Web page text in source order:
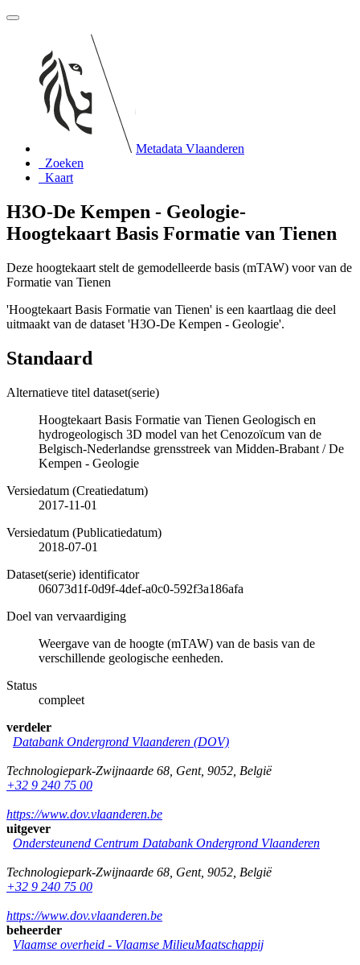
Metadata Vlaanderen
Zoeken
Kaart
H3O-De Kempen - Geologie-
Hoogtekaart Basis Formatie van Tienen
Deze hoogtekaart stelt de gemodelleerde basis (mTAW) voor van de
Formatie van Tienen
'Hoogtekaart Basis Formatie van Tienen' is een kaartlaag die deel
uitmaakt van de dataset 'H3O-De Kempen - Geologie'.
Standaard
Alternatieve titel dataset(serie)
Hoogtekaart Basis Formatie van Tienen Geologisch en
hydrogeologisch 3D model van het Cenozoïcum van de
Belgisch-Nederlandse grensstreek van Midden-Brabant / De
Kempen - Geologie
Versiedatum (Creatiedatum)
2017-11-01
Versiedatum (Publicatiedatum)
2018-07-01
Dataset(serie) identificator
06073d1f-0d9f-4def-a0c0-592f3a186afa
Doel van vervaardiging
Weergave van de hoogte (mTAW) van de basis van de
verschillende geologische eenheden.
Status
compleet
verdeler
Databank Ondergrond Vlaanderen (DOV)
Technologiepark-Zwijnaarde 68 Gent, 9052 België
+32 9 240 75 00
https://www.dov.vlaanderen.be
uitgever
Ondersteunend Centrum Databank Ondergrond Vlaanderen
Technologiepark-Zwijnaarde 68 Gent, 9052 België
+32 9 240 75 00
https://www.dov.vlaanderen.be
beheerder
Vlaamse overheid - Vlaamse MilieuMaatschappij